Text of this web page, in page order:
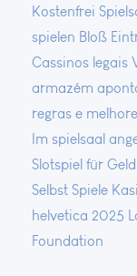
Kostenfrei
spielen Bloß
Cassinos legais
armazém
regras e
Im spielsaal
Slotspiel für
Selbst Spiele
helvetica 2025
Foundation